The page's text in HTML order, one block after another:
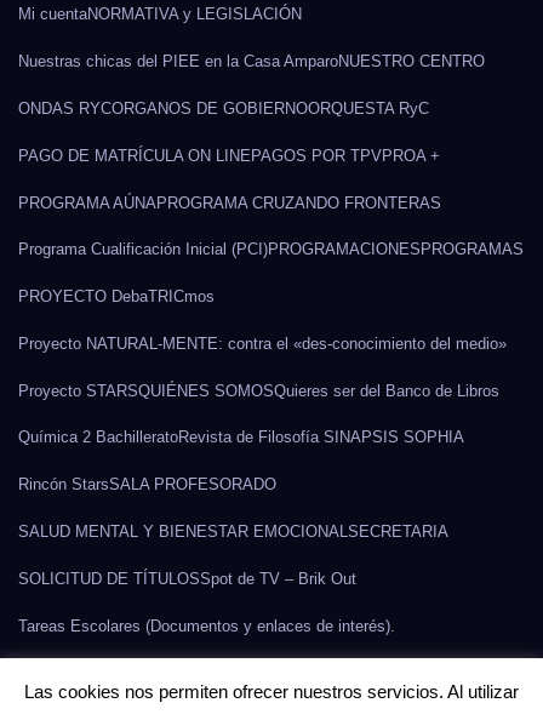
Mi cuentaNORMATIVA y LEGISLACIÓN
Nuestras chicas del PIEE en la Casa AmparoNUESTRO CENTRO
ONDAS RYCORGANOS DE GOBIERNOORQUESTA RyC
PAGO DE MATRÍCULA ON LINE PAGOS POR TPVPROA +
PROGRAMA AÚNAPROGRAMA CRUZANDO FRONTERAS
Programa Cualificación Inicial (PCI)PROGRAMACIONES PROGRAMAS
PROYECTO DebaTRICmos
Proyecto NATURAL-MENTE: contra el «des-conocimiento del medio»
Proyecto STARSQUIÉNES SOMOSQuieres ser del Banco de Libros
Química 2 BachilleratoRevista de Filosofía SINAPSIS SOPHIA
Rincón StarsSALA PROFESORADO
SALUD MENTAL Y BIENESTAR EMOCIONALSECRETARIA
SOLICITUD DE TÍTULOSSpot de TV – Brik Out
Tareas Escolares (Documentos y enlaces de interés).
COMUNICACIÓN.
Las cookies nos permiten ofrecer nuestros servicios. Al utilizar